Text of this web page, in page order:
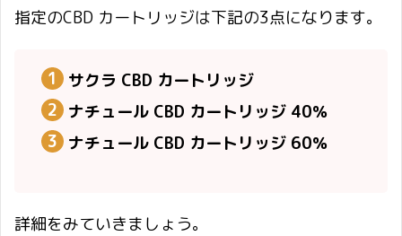
指定のCBD カートリッジは下記の3点になります。
サクラ CBD カートリッジ
ナチュール CBD カートリッジ 40％
ナチュール CBD カートリッジ 60％
詳細をみていきましょう。